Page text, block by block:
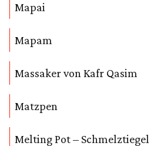
Mapai
Mapam
Massaker von Kafr Qasim
Matzpen
Melting Pot – Schmelztiegel